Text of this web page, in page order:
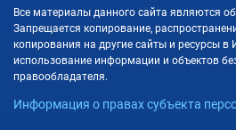
Все материалы данного сайта являются
Запрещается копирование,
копирования на другие сайты и ресурсы в
использование информации и объектов
правообладателя.
Информация о правах субъекта